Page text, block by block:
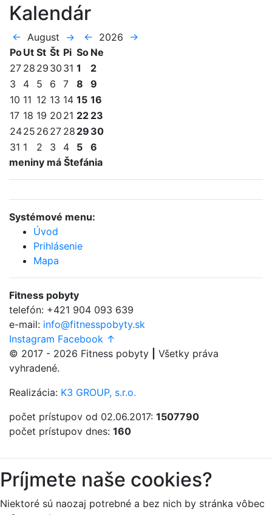
Kalendár
← August → ← 2026
→
PoUt St Št Pi So Ne
27 28 29 30 31 1
2
3
4 5 6 7 8
9
10 11 12 13 14 15 16
17 18 19 20 21 22 23
2425 26 27 28 29 30
31 1 2 3 4 5
6
meniny má Štefánia
Systémové menu:
Úvod
Prihlásenie
Mapa
Fitness pobyty
telefón: +421 904 093 639
e-mail: info@fitnesspobyty.sk
Instagram Facebook ↑
© 2017 - 2026 Fitness pobyty
Všetky práva
vyhradené.
Realizácia: K3 GROUP, s.r.o.
počet prístupov od 02.06.2017: 1507790
počet prístupov dnes: 160
Príjmete naše cookies?
Niektoré sú naozaj potrebné a bez nich by stránka vôbec